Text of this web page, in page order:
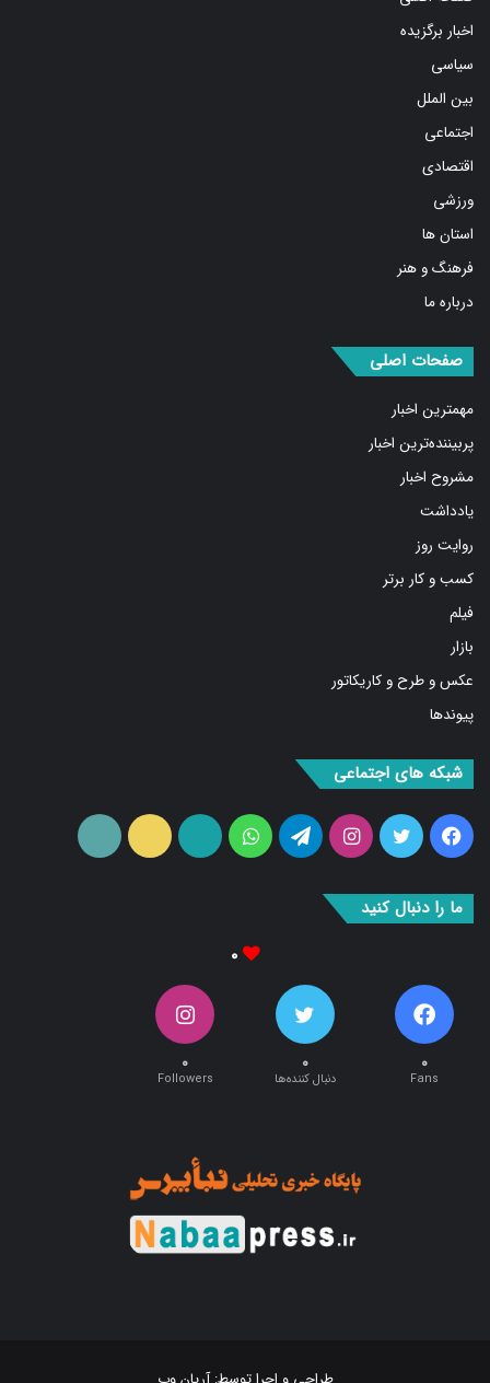
اخبار برگزیده
سیاسی
بین الملل
اجتماعی
اقتصادی
ورزشی
استان ها
فرهنگ و هنر
درباره ما
صفحات اصلی
مهمترین اخبار
پربیننده‌ترین اخبار
مشروح اخبار
یادداشت
روایت روز
کسب و کار برتر
فیلم
بازار
عکس و طرح و کاریکاتور
پیوندها
شبکه های اجتماعی
فیس
توییتر اینستاگرامتلگرام واتس
آپارات ایتا
ما را دنبال کنید
۰
۰
Fans
۰
دنبال کننده‌ها
۰
Followers